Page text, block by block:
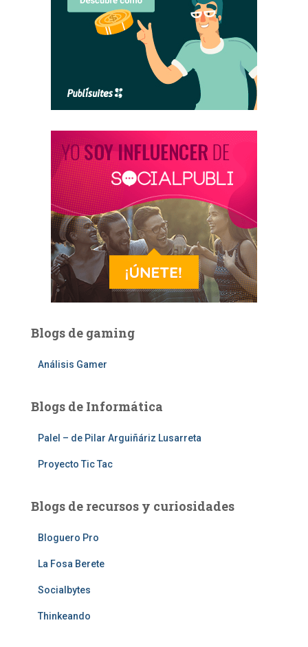
Blogs de gaming
Análisis Gamer
Blogs de Informática
Palel – de Pilar Arguiñáriz Lusarreta
Proyecto Tic Tac
Blogs de recursos y curiosidades
Bloguero Pro
La Fosa Berete
Socialbytes
Thinkeando